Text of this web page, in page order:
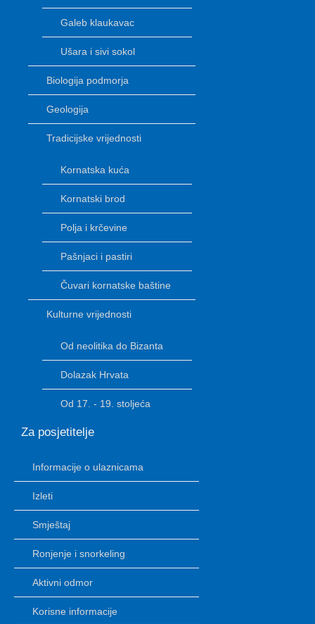
Galeb klaukavac
Ušara i sivi sokol
Biologija podmorja
Geologija
Tradicijske vrijednosti
Kornatska kuća
Kornatski brod
Polja i krčevine
Pašnjaci i pastiri
Čuvari kornatske baštine
Kulturne vrijednosti
Od neolitika do Bizanta
Dolazak Hrvata
Od 17. - 19. stoljeća
Za posjetitelje
Informacije o ulaznicama
Izleti
Smještaj
Ronjenje i snorkeling
Aktivni odmor
Korisne informacije